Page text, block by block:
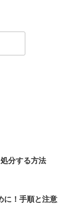
分する方法
に！手順と注意